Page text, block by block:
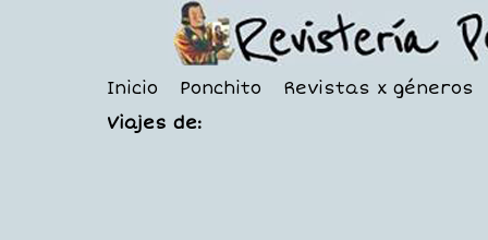
Inicio Ponchito
Revistas x géneros
Viajes de: